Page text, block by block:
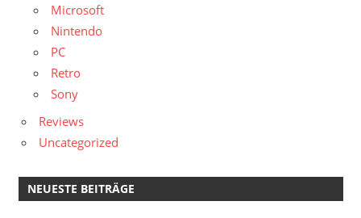
Microsoft
Nintendo
PC
Retro
Sony
Reviews
Uncategorized
NEUESTE BEITRÄGE